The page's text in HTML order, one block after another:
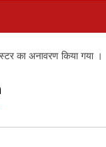
का अनावरण किया गया ।